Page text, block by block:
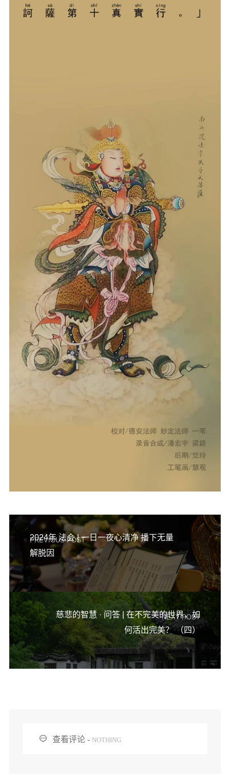
PREVIOUS POST
2024年 法会 | 一日一夜心清净 播下无量
解脱因
NEXT POST
慈悲的智慧 · 问答 | 在不完美的世界，如
何活出完美？ （四）
 查看评论 - NOTHING